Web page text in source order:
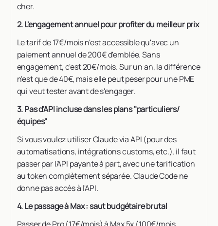
cher.
2. L'engagement annuel pour profiter du meilleur prix
Le tarif de 17€/mois n'est accessible qu'avec un
paiement annuel de 200€ d'emblée. Sans
engagement, c'est 20€/mois. Sur un an, la différence
n'est que de 40€, mais elle peut peser pour une PME
qui veut tester avant de s'engager.
3. Pas d'API incluse dans les plans "particuliers/
équipes"
Si vous voulez utiliser Claude via API (pour des
automatisations, intégrations customs, etc.), il faut
passer par l'API payante à part, avec une tarification
au token complètement séparée. Claude Code ne
donne pas accès à l'API.
4. Le passage à Max : saut budgétaire brutal
Passer de Pro (17€/mois) à Max 5x (100€/mois